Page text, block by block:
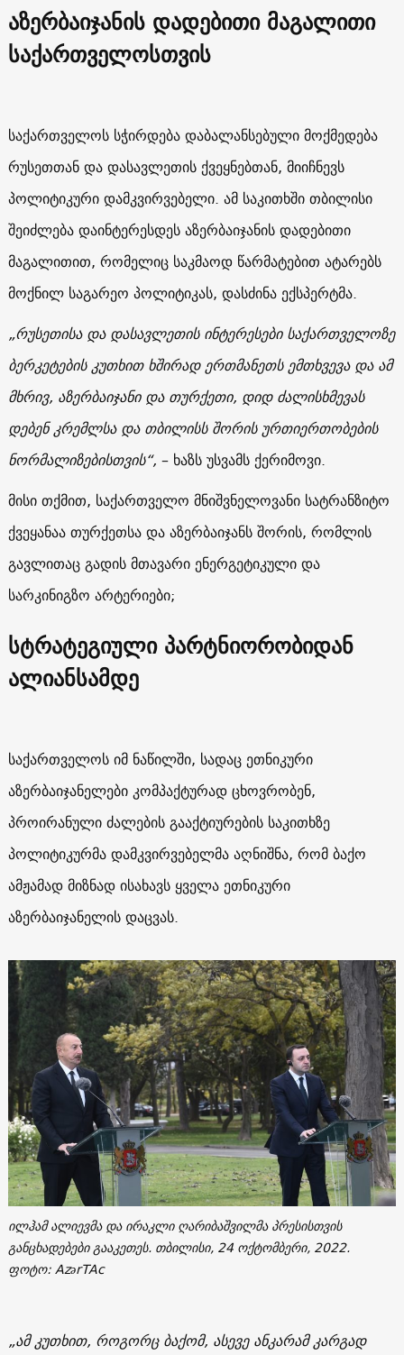
აზერბაიჯანის დადებითი მაგალითი
საქართველოსთვის
საქართველოს სჭირდება დაბალანსებული მოქმედება
რუსეთთან და დასავლეთის ქვეყნებთან, მიიჩნევს
პოლიტიკური დამკვირვებელი. ამ საკითხში თბილისი
შეიძლება დაინტერესდეს აზერბაიჯანის დადებითი
მაგალითით, რომელიც საკმაოდ წარმატებით ატარებს
მოქნილ საგარეო პოლიტიკას, დასძინა ექსპერტმა.
„რუსეთისა და დასავლეთის ინტერესები საქართველოზე
ბერკეტების კუთხით ხშირად ერთმანეთს ემთხვევა და ამ
მხრივ, აზერბაიჯანი და თურქეთი, დიდ ძალისხმევას
დებენ კრემლსა და თბილისს შორის ურთიერთობების
ნორმალიზებისთვის“, – ხაზს უსვამს ქერიმოვი.
მისი თქმით, საქართველო მნიშვნელოვანი სატრანზიტო
ქვეყანაა თურქეთსა და აზერბაიჯანს შორის, რომლის
გავლითაც გადის მთავარი ენერგეტიკული და
სარკინიგზო არტერიები;
სტრატეგიული პარტნიორობიდან
ალიანსამდე
საქართველოს იმ ნაწილში, სადაც ეთნიკური
აზერბაიჯანელები კომპაქტურად ცხოვრობენ,
პროირანული ძალების გააქტიურების საკითხზე
პოლიტიკურმა დამკვირვებელმა აღნიშნა, რომ ბაქო
ამჟამად მიზნად ისახავს ყველა ეთნიკური
აზერბაიჯანელის დაცვას.
ილჰამ ალიევმა და ირაკლი ღარიბაშვილმა პრესისთვის
განცხადებები გააკეთეს. თბილისი, 24 ოქტომბერი, 2022.
ფოტო: AzərTAc
„ამ კუთხით, როგორც ბაქომ, ასევე ანკარამ კარგად